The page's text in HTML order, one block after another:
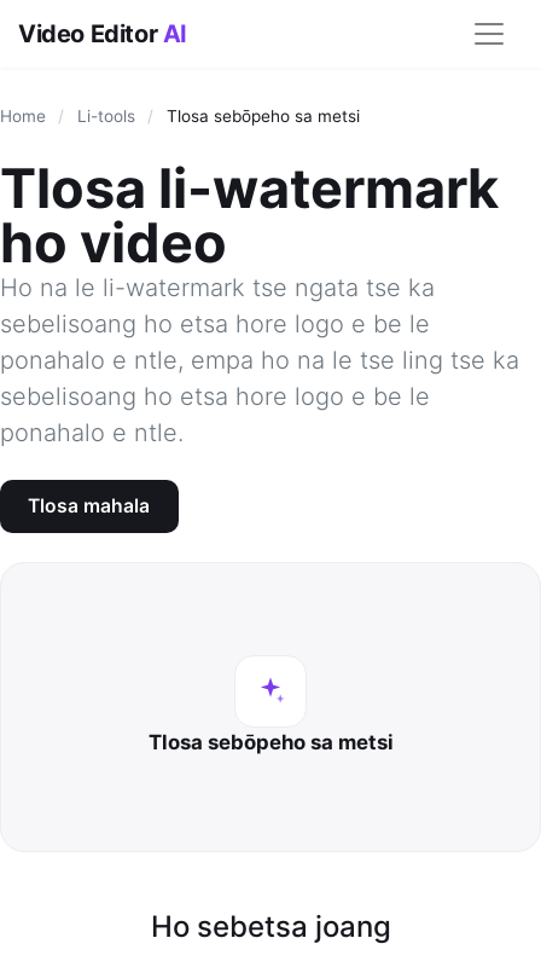
Video EditorAI
Home / Li-tools / Tlosa sebōpeho sa metsi
Tlosa li-watermark
ho video
Ho na le li-watermark tse ngata tse ka
sebelisoang ho etsa hore logo e be le
ponahalo e ntle, empa ho na le tse ling tse ka
sebelisoang ho etsa hore logo e be le
ponahalo e ntle.
Tlosa mahala
Tlosa sebōpeho sa metsi
Ho sebetsa joang